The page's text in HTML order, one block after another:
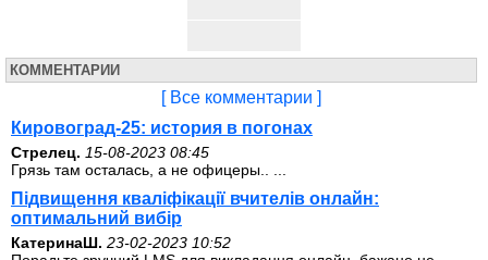
КОММЕНТАРИИ
[ Все комментарии ]
Кировоград-25: история в погонах
Стрелец. 15-08-2023 08:45
Грязь там осталась, а не офицеры.. ...
Підвищення кваліфікації вчителів онлайн:
оптимальний вибір
КатеринаШ. 23-02-2023 10:52